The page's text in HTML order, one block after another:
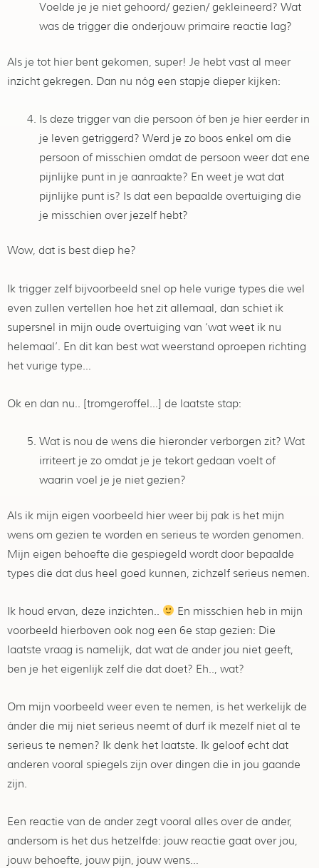
Voelde je je niet gehoord/ gezien/ gekleineerd? Wat
was de trigger die onderjouw primaire reactie lag?
Als je tot hier bent gekomen, super! Je hebt vast al meer
inzicht gekregen. Dan nu nóg een stapje dieper kijken:
Is deze trigger van die persoon óf ben je hier eerder in
je leven getriggerd? Werd je zo boos enkel om die
persoon of misschien omdat de persoon weer dat ene
pijnlijke punt in je aanraakte? En weet je wat dat
pijnlijke punt is? Is dat een bepaalde overtuiging die
je misschien over jezelf hebt?
Wow, dat is best diep he?
Ik trigger zelf bijvoorbeeld snel op hele vurige types die wel
even zullen vertellen hoe het zit allemaal, dan schiet ik
supersnel in mijn oude overtuiging van ‘wat weet ik nu
helemaal’. En dit kan best wat weerstand oproepen richting
het vurige type…
Ok en dan nu.. [tromgeroffel…] de laatste stap:
Wat is nou de wens die hieronder verborgen zit? Wat
irriteert je zo omdat je je tekort gedaan voelt of
waarin voel je je niet gezien?
Als ik mijn eigen voorbeeld hier weer bij pak is het mijn
wens om gezien te worden en serieus te worden genomen.
Mijn eigen behoefte die gespiegeld wordt door bepaalde
types die dat dus heel goed kunnen, zichzelf serieus nemen.
Ik houd ervan, deze inzichten..
En misschien heb in mijn
voorbeeld hierboven ook nog een 6e stap gezien: Die
laatste vraag is namelijk, dat wat de ander jou niet geeft,
ben je het eigenlijk zelf die dat doet? Eh.., wat?
Om mijn voorbeeld weer even te nemen, is het werkelijk de
ánder die mij niet serieus neemt of durf ik mezelf niet al te
serieus te nemen? Ik denk het laatste. Ik geloof echt dat
anderen vooral spiegels zijn over dingen die in jou gaande
zijn.
Een reactie van de ander zegt vooral alles over de ander,
andersom is het dus hetzelfde: jouw reactie gaat over jou,
jouw behoefte, jouw pijn, jouw wens…